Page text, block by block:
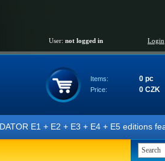
User: not logged in Login
Items: 0 pc
Price: 0 CZK
E2 + E3 + E4 + E5 editions